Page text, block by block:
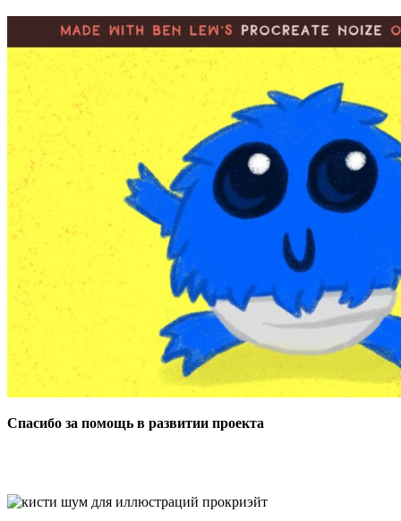
Спасибо за помощь в развитии проекта